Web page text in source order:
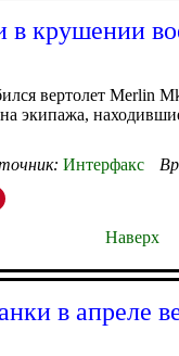
крушении
вертолет Merlin
экипажа,
Интерфакс
Наверх
в апреле